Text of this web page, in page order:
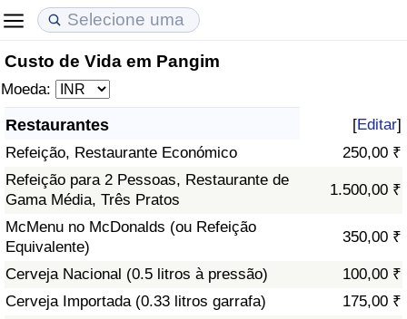
Custo de Vida em Pangim
Moeda:
Restaurantes [Editar]
Refeição, Restaurante Económico
250,00 ₹
Refeição para 2 Pessoas, Restaurante de
Gama Média, Três Pratos
1.500,00 ₹
McMenu no McDonalds (ou Refeição
Equivalente)
350,00 ₹
Cerveja Nacional (0.5 litros à pressão)
100,00 ₹
Cerveja Importada (0.33 litros garrafa)
175,00 ₹
Custo de Vida
Indicador de Custo de Vida
Indicador de Custo de Vida Por País
em Aqaba
Preços de Imóveis
Indicador de Preços de Imóveis
Indicador de Preços de Imóveis por País
Qualidade de Vida
Indicador de Qualidade de Vida (Atual)
Índice de qualidade de vida por país
Crime
Taxa do Indicador de Crime (Atual)